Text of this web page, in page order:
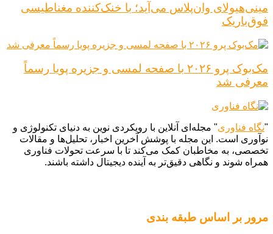
مینی‌هیولای وان‌پلاس می‌آید؛ با خنک‌کننده مغناطیسی
فوق‌باریک
مک‌بوک پرو ۲۰۲۶ با صفحه لمسی و جزیره پویا رسماً
معرفی شد
"نگاه فناوری" مجله‌ای آنلاین با رویکردی نوین به دنیای تکنولوژی و
نوآوری است. این مجله با پوشش آخرین اخبار، تحلیل‌ها و مقالات
تخصصی، به مخاطبان کمک می‌کند تا با سرعت تحولات فناوری
همراه شوند و نگاهی دقیق‌تر به آینده دیجیتال داشته باشند.
مرور بر اساس طبقه بندی